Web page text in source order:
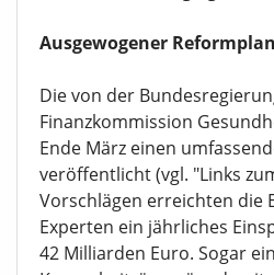
doch nach China gingen.
Ausgewogener
Die von der
Finanzkommission
Ende März einen
veröffentlicht (vgl. "Links
Vorschlägen erreichten die